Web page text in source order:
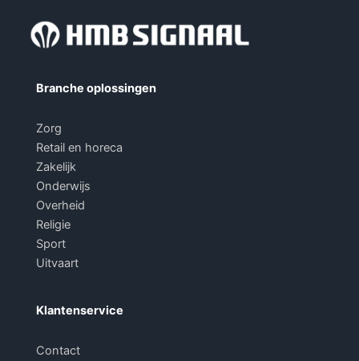
Branche oplossingen
Zorg
Retail en horeca
Zakelijk
Onderwijs
Overheid
Religie
Sport
Uitvaart
Klantenservice
Contact